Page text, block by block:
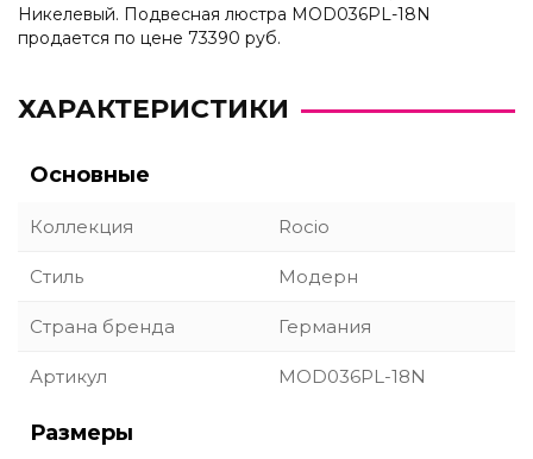
Никелевый. Подвесная люстра MOD036PL-18N
продается по цене 73390 руб.
ХАРАКТЕРИСТИКИ
Основные
Коллекция Rocio
Стиль Модерн
Страна бренда Германия
Артикул MOD036PL-18N
Размеры